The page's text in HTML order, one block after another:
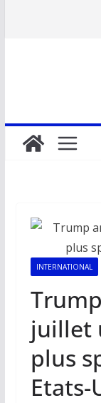
INTERNATIONAL
juillet
plus
Etats-